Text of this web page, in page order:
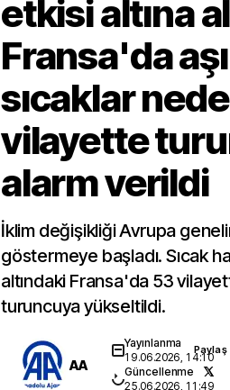
etkisi altına
Fransa'da
sıcaklar
vilayette
alarm verildi
İklim değişikliği Avrupa
göstermeye başladı. Sıcak
altındaki Fransa'da 53
turuncuya yükseltildi.
AA
Yayınlanma
19.06.2026, 14:10
Güncellenme
25.06.2026, 11:49
Paylaş